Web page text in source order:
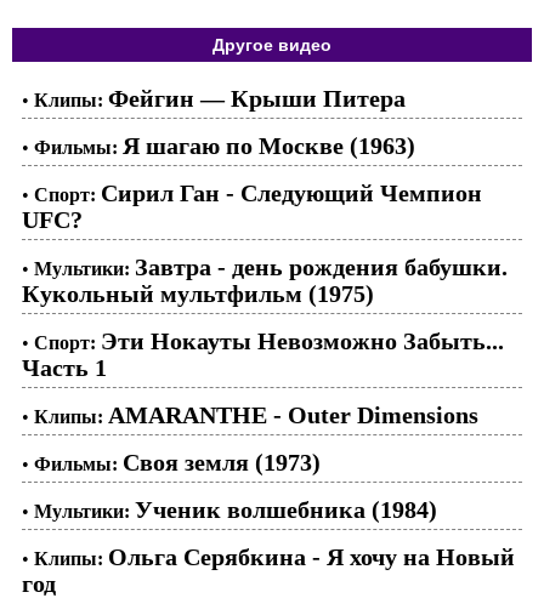
Другое видео
• Клипы: Фейгин — Крыши Питера
• Фильмы: Я шагаю по Москве (1963)
• Спорт: Сирил Ган - Следующий Чемпион
UFC?
• Мультики: Завтра - день рождения бабушки.
Кукольный мультфильм (1975)
• Спорт: Эти Нокауты Невозможно Забыть...
Часть 1
• Клипы: AMARANTHE - Outer Dimensions
• Фильмы: Своя земля (1973)
• Мультики: Ученик волшебника (1984)
• Клипы: Ольга Серябкина - Я хочу на Новый
год